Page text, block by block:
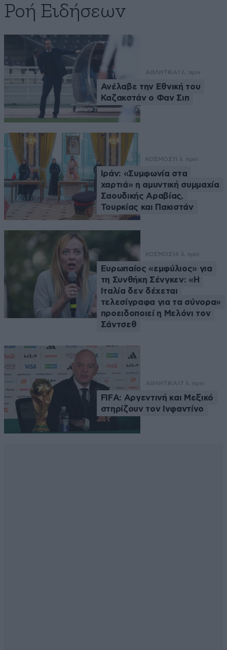
Ροή Ειδήσεων
ΑΘΛΗΤΙΚΑ 1 λ. πριν
Ανέλαβε την Εθνική του
Καζακστάν ο Φαν Σιπ
ΚΟΣΜΟΣ 11 λ. πριν
Ιράν: «Συμφωνία στα
χαρτιά» η αμυντική συμμαχία
Σαουδικής Αραβίας,
Τουρκίας και Πακιστάν
ΚΟΣΜΟΣ 14 λ. πριν
Ευρωπαίος «εμφύλιος» για
τη Συνθήκη Σένγκεν: «Η
Ιταλία δεν δέχεται
τελεσίγραφα για τα σύνορα»
προειδοποιεί η Μελόνι τον
Σάντσεθ
ΑΘΛΗΤΙΚΑ 17 λ. πριν
FIFA: Αργεντινή και Μεξικό
στηρίζουν τον Ινφαντίνο